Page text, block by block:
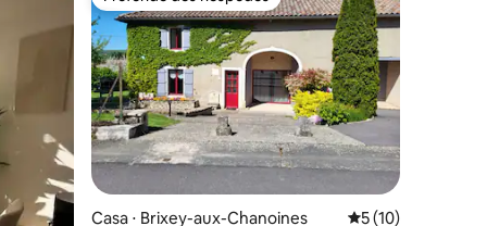
Preferido dos hóspedes
Casa ⋅ Brixey-aux-Chanoines 5 de uma
5 (10)